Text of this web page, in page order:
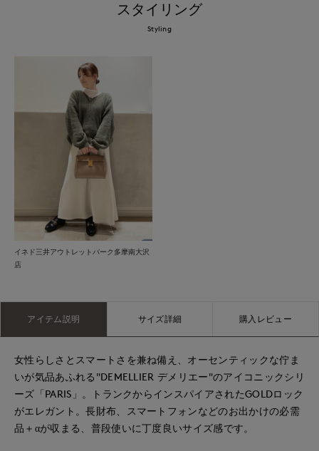
スタイリング
Styling
イネド三井アウトレットパーク多摩南大沢
店
アイテム説明 サイズ詳細 購入レビュー
女性らしさとスマートさを兼ね備え、オーセンティックな佇ま
いが気品あふれる"DEMELLIER デメリエー"のアイコニックシリ
ーズ「PARIS」。トランクからインスパイアされたGOLDロック
がエレガント。長財布、スマートフォンなどのお出かけの必需
品＋αが収まる、普段使いに丁度良いサイズ感です。